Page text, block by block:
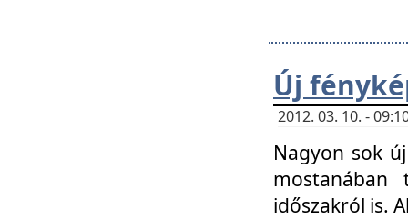
Új
2012. 03. 10. -
Nagyon sok
mostanában
időszakról is.